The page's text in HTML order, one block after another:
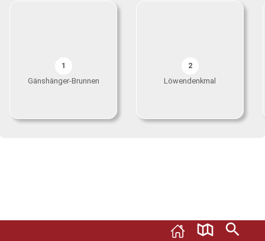
1
Gänshänger-Brunnen
2
Löwendenkmal